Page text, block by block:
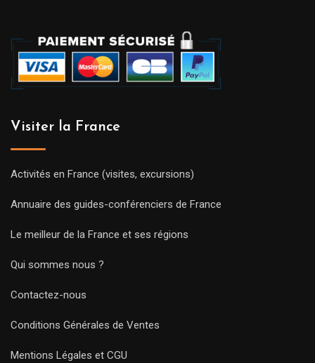
Visiter la France
Activités en France (visites, excursions)
Annuaire des guides-conférenciers de France
Le meilleur de la France et ses régions
Qui sommes nous ?
Contactez-nous
Conditions Générales de Ventes
Mentions Légales et CGU